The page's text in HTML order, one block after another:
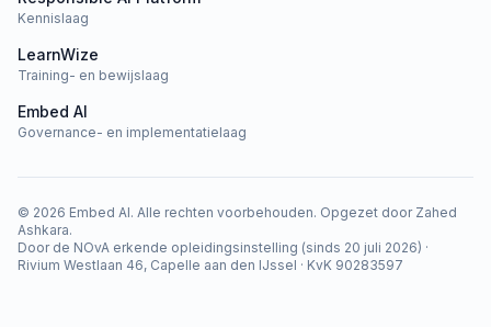
Kennislaag
LearnWize
Training- en bewijslaag
Embed AI
Governance- en implementatielaag
© 2026 Embed AI. Alle rechten voorbehouden. Opgezet door Zahed
Ashkara.
Door de NOvA erkende opleidingsinstelling (sinds 20 juli 2026) ·
Rivium Westlaan 46, Capelle aan den IJssel · KvK 90283597